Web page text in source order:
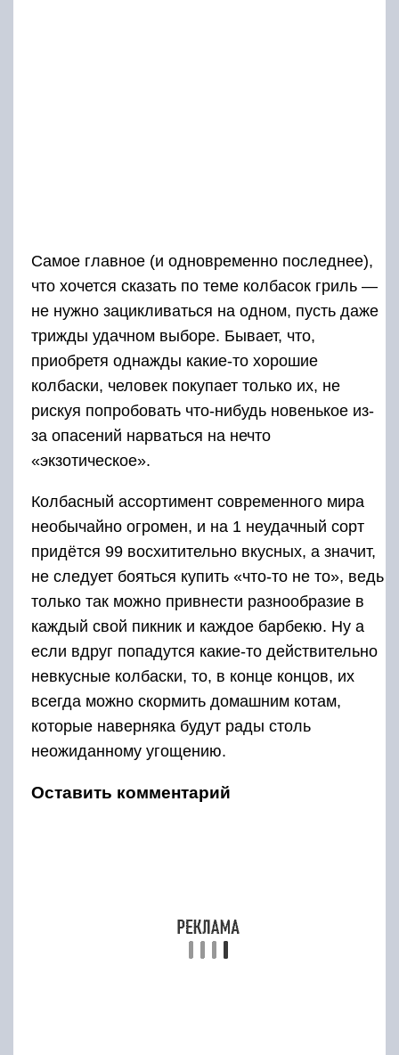
Самое главное (и одновременно последнее),
что хочется сказать по теме колбасок гриль —
не нужно зацикливаться на одном, пусть даже
трижды удачном выборе. Бывает, что,
приобретя однажды какие-то хорошие
колбаски, человек покупает только их, не
рискуя попробовать что-нибудь новенькое из-
за опасений нарваться на нечто
«экзотическое».
Колбасный ассортимент современного мира
необычайно огромен, и на 1 неудачный сорт
придётся 99 восхитительно вкусных, а значит,
не следует бояться купить «что-то не то», ведь
только так можно привнести разнообразие в
каждый свой пикник и каждое барбекю. Ну а
если вдруг попадутся какие-то действительно
невкусные колбаски, то, в конце концов, их
всегда можно скормить домашним котам,
которые наверняка будут рады столь
неожиданному угощению.
Оставить комментарий
http://www.bbbqqq.ru/blog/infostati/vidy-kolbasok-